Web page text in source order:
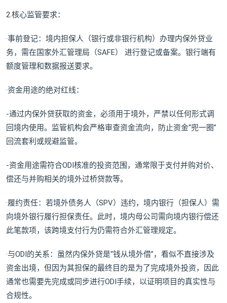
2.核心监管要求：
·事前登记：境内担保人（银行或非银行机构）办理内保外贷业
务，需在国家外汇管理局（SAFE） 进行登记或备案。银行端有
额度管理和数据报送要求。
·资金用途的绝对红线：
-通过内保外贷获取的资金，必须用于境外，严禁以任何形式调
回境内使用。监管机构会严格审查资金流向，防止资金“兜一圈”
回流套利或规避监管。
-资金用途需符合ODI核准的投资范围，通常限于支付并购对价、
偿还与并购相关的境外过桥贷款等。
·履约责任：若境外债务人（SPV）违约，境内银行（担保人）需
向境外银行履行担保责任。此时，境内母公司需向境内银行偿还
此笔款项，该跨境支付行为仍需符合外汇管理规定。
·与ODI的关系：虽然内保外贷是“钱从境外借”，看似不直接涉及
资金出境，但因为其担保的最终目的是为了完成境外投资，因此
通常也需要先完成或同步进行ODI手续，以证明项目的真实性与
合规性。